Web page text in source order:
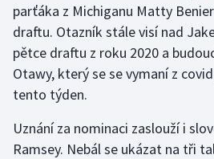
parťáka z Michiganu Matty
draftu. Otazník stále visí nad
pětce draftu z roku 2020 a
Otawy, který se se vymaní z
tento týden.
Uznání za nominaci zaslouží i
Ramsey. Nebál se ukázat na tři